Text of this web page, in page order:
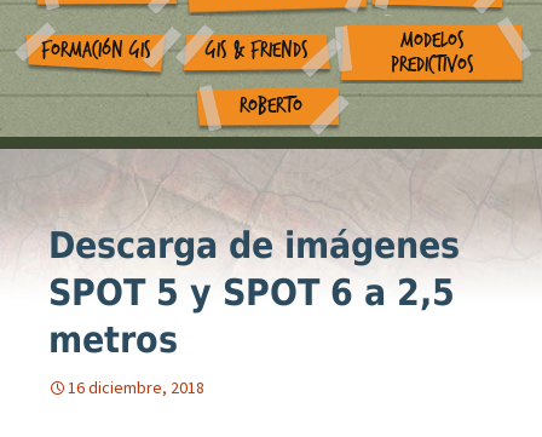
FORMACIÓN GIS GIS & FRIENDS
MODELOS
PREDICTIVOS
ROBERTO
Descarga de imágenes
SPOT 5 y SPOT 6 a 2,5
metros
16 diciembre, 2018